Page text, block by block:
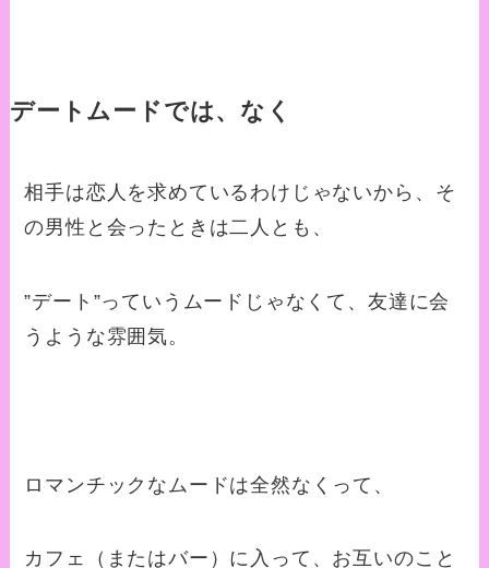
デートムードでは、なく
相手は恋人を求めているわけじゃないから、そ
の男性と会ったときは二人とも、
”デート”っていうムードじゃなくて、友達に会
うような雰囲気。
ロマンチックなムードは全然なくって、
カフェ（またはバー）に入って、お互いのこと